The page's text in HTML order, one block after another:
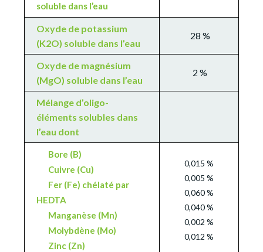
soluble dans l’eau
Oxyde de potassium
(K2O) soluble dans l’eau
28 %
Oxyde de magnésium
(MgO) soluble dans l’eau
2 %
Mélange d’oligo-
éléments solubles dans
l’eau dont
Bore (B)
Cuivre (Cu)
Fer (Fe) chélaté par
HEDTA
Manganèse (Mn)
Molybdène (Mo)
Zinc (Zn)
0,015 %
0,005 %
0,060 %
0,040 %
0,002 %
0,012 %